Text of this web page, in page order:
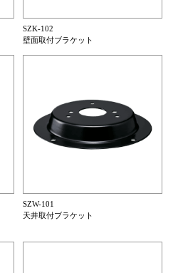
SZK-102
壁面取付ブラケット
SZW-101
天井取付ブラケット